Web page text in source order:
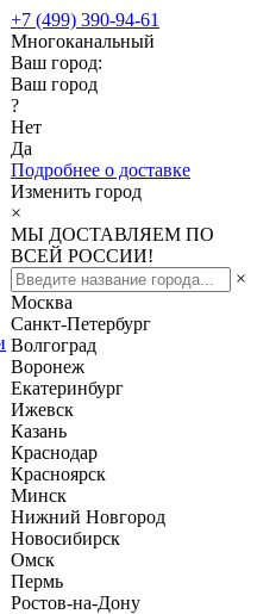
+7 (499) 390-94-61
Многоканальный
Ваш город:
Ваш город
?
Нет
Да
Подробнее о доставке
Изменить город
×
МЫ ДОСТАВЛЯЕМ ПО
ВСЕЙ РОССИИ!
×
Москва
Санкт-Петербург
Волгоград
Воронеж
Екатеринбург
Ижевск
Казань
Краснодар
Красноярск
Минск
Нижний Новгород
Новосибирск
Омск
Пермь
Ростов-на-Дону